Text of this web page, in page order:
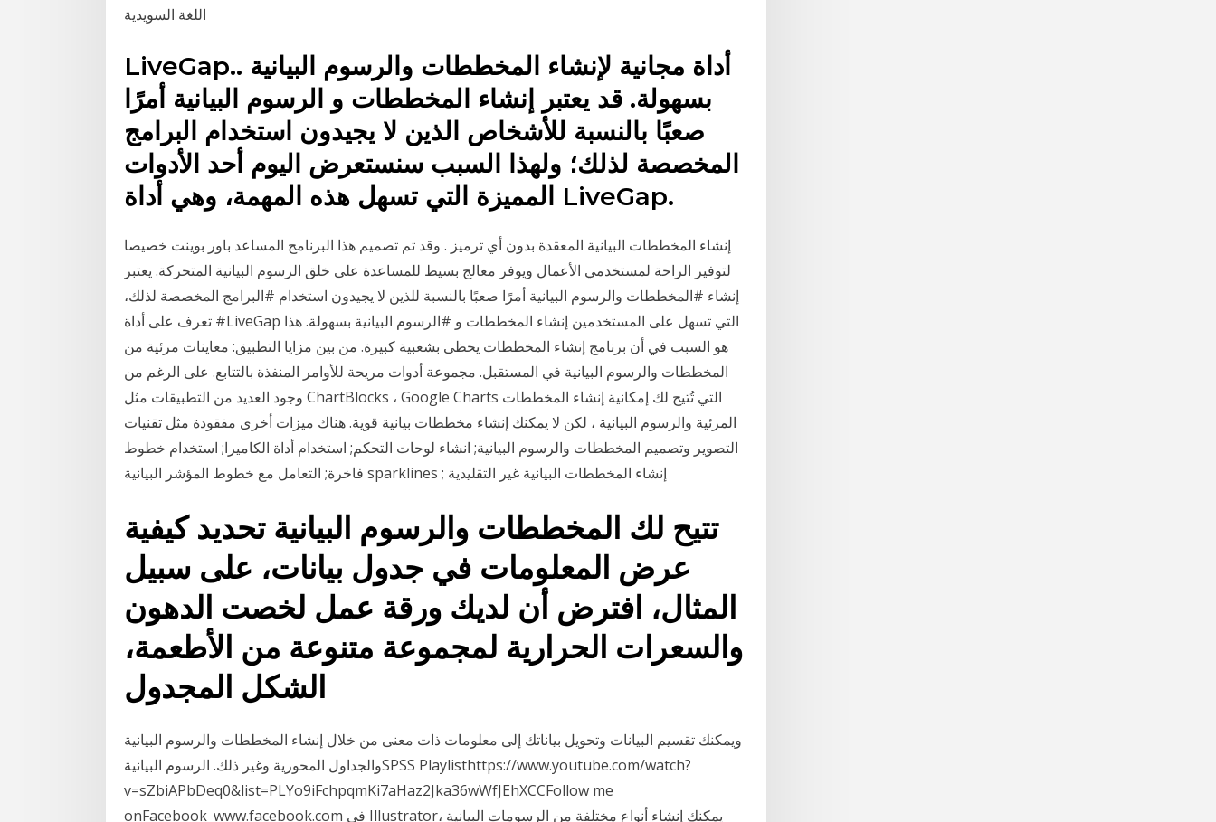
LiveGap.. أداة مجانية لإنشاء المخططات والرسوم البيانية
بسهولة. قد يعتبر إنشاء المخططات و الرسوم البيانية أمرًا
صعبًا بالنسبة للأشخاص الذين لا يجيدون استخدام البرامج
المخصصة لذلك؛ ولهذا السبب سنستعرض اليوم أحد الأدوات
المميزة التي تسهل هذه المهمة، وهي أداة LiveGap.
إنشاء المخططات البيانية المعقدة بدون أي ترميز . وقد تم تصميم هذا البرنامج المساعد باور بوينت خصيصا
لتوفير الراحة لمستخدمي الأعمال ويوفر معالج بسيط للمساعدة على خلق الرسوم البيانية المتحركة. يعتبر
إنشاء #المخططات والرسوم البيانية أمرًا صعبًا بالنسبة للذين لا يجيدون استخدام #البرامج المخصصة لذلك،
تعرف على أداة #LiveGap التي تسهل على المستخدمين إنشاء المخططات و #الرسوم البيانية بسهولة. هذا
هو السبب في أن برنامج إنشاء المخططات يحظى بشعبية كبيرة. من بين مزايا التطبيق: معاينات مرئية من
المخططات والرسوم البيانية في المستقبل. مجموعة أدوات مريحة للأوامر المنفذة بالتتابع. على الرغم من
وجود العديد من التطبيقات مثل ChartBlocks ، Google Charts التي تُتيح لك إمكانية إنشاء المخططات
المرئية والرسوم البيانية ، لكن لا يمكنك إنشاء مخططات بيانية قوية. هناك ميزات أخرى مفقودة مثل تقنيات
التصوير وتصميم المخططات والرسوم البيانية; انشاء لوحات التحكم; استخدام أداة الكاميرا; استخدام خطوط
فاخرة; التعامل مع خطوط المؤشر البيانية sparklines ; إنشاء المخططات البيانية غير التقليدية
تتيح لك المخططات والرسوم البيانية تحديد كيفية
عرض المعلومات في جدول بيانات، على سبيل
المثال، افترض أن لديك ورقة عمل لخصت الدهون
والسعرات الحرارية لمجموعة متنوعة من الأطعمة،
الشكل المجدول
ويمكنك تقسيم البيانات وتحويل بياناتك إلى معلومات ذات معنى من خلال إنشاء المخططات والرسوم البيانية
والجداول المحورية وغير ذلك. الرسوم البيانيةSPSS Playlisthttps://www.youtube.com/watch?
v=sZbiAPbDeq0&list=PLYo9iFchpqmKi7aHaz2Jka36wWfJEhXCCFollow me
onFacebook_www.facebook.com في Illustrator، يمكنك إنشاء أنواع مختلفة من الرسومات البيانية